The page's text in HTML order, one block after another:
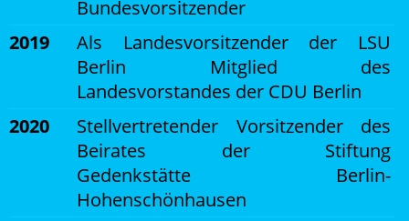
Bundesvorsitzender
2019
Als Landesvorsitzender der LSU
Berlin Mitglied des
Landesvorstandes der CDU Berlin
2020
Stellvertretender Vorsitzender des
Beirates der Stiftung
Gedenkstätte Berlin-
Hohenschönhausen